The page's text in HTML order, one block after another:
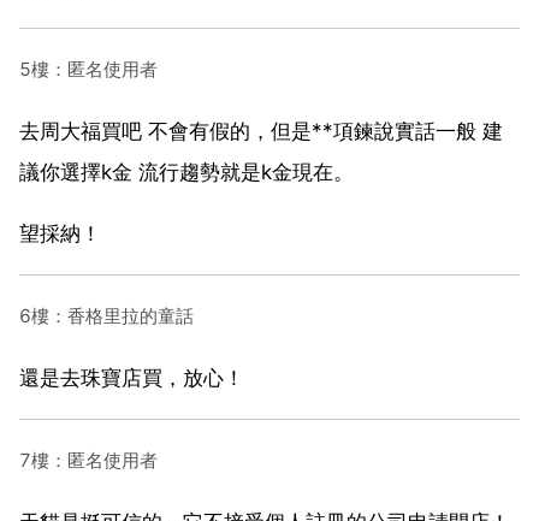
5樓：匿名使用者
去周大福買吧 不會有假的，但是**項鍊說實話一般 建
議你選擇k金 流行趨勢就是k金現在。
望採納！
6樓：香格里拉的童話
還是去珠寶店買，放心！
7樓：匿名使用者